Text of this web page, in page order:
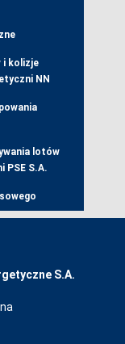
i kolizje
NN
lotów
PSE S.A.
S.A.